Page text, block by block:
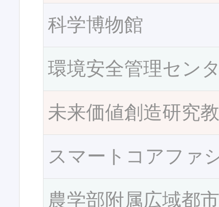
科学博物館
環境安全管理セン
未来価値創造研究
スマートコアファ
農学部附属広域都